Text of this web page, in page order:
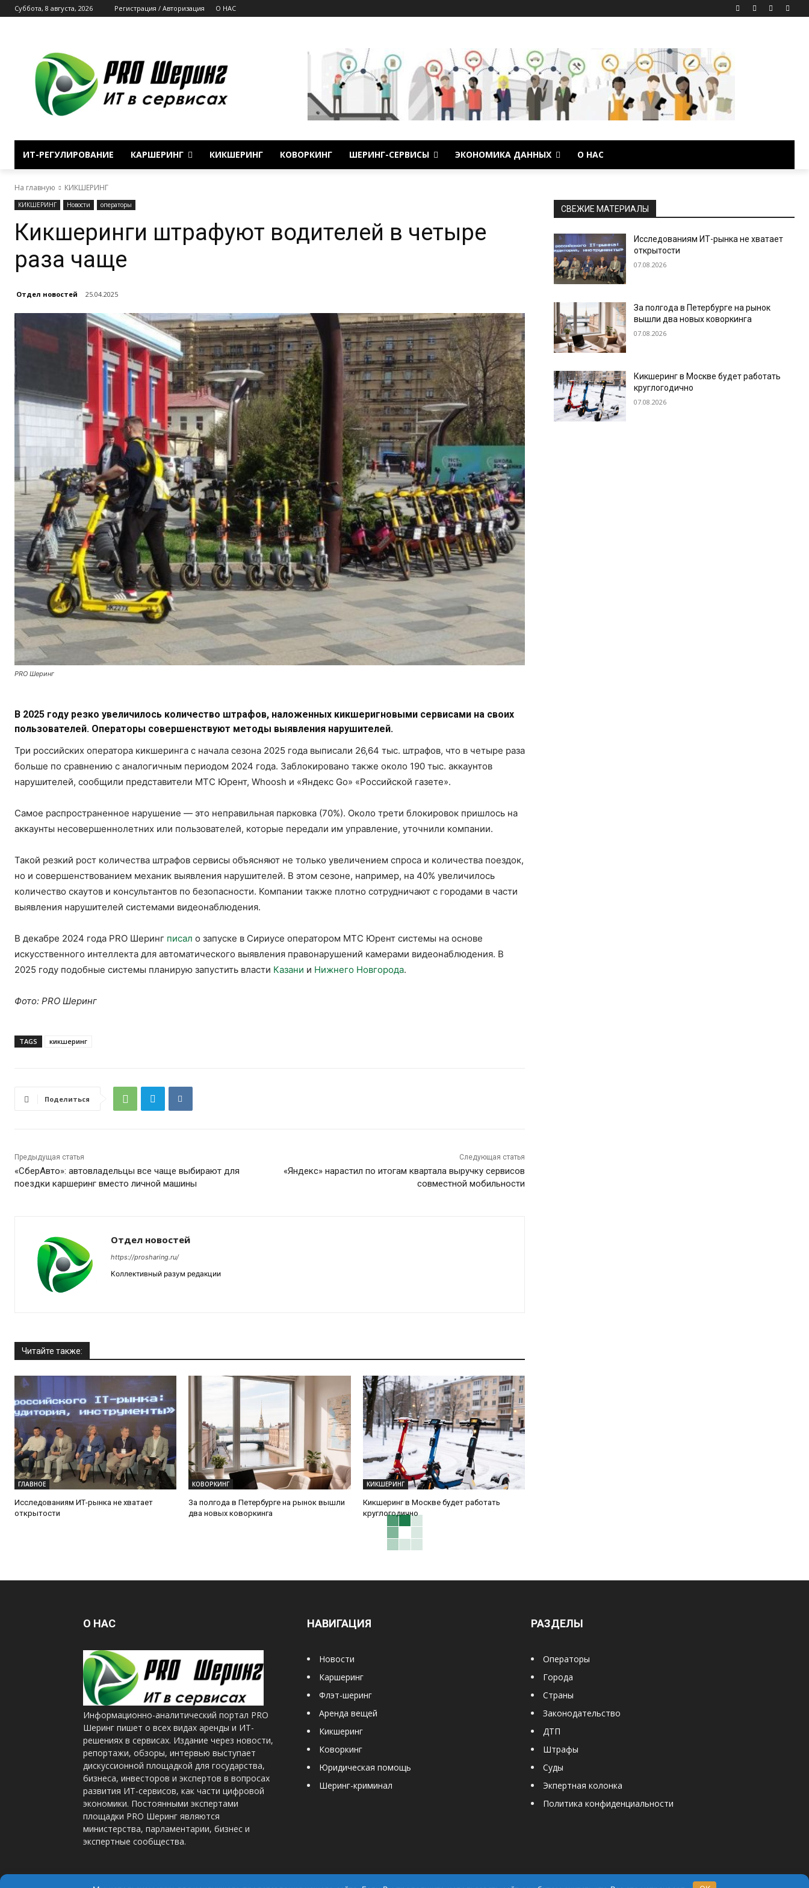
Суббота, 8 августа, 2026 Регистрация / Авторизация О НАС
ИТ-РЕГУЛИРОВАНИЕ КАРШЕРИНГ КИКШЕРИНГ КОВОРКИНГ ШЕРИНГ-СЕРВИСЫ ЭКОНОМИКА ДАННЫХ О НАС
На главную КИКШЕРИНГ
КИКШЕРИНГ Новости операторы
Кикшеринги штрафуют водителей в четыре
раза чаще
Отдел новостей 25.04.2025
PRO Шеринг
В 2025 году резко увеличилось количество штрафов, наложенных кикшеригновыми сервисами на своих
пользователей. Операторы совершенствуют методы выявления нарушителей.
Три российских оператора кикшеринга с начала сезона 2025 года выписали 26,64 тыс. штрафов, что в четыре раза
больше по сравнению с аналогичным периодом 2024 года. Заблокировано также около 190 тыс. аккаунтов
нарушителей, сообщили представители МТС Юрент, Whoosh и «Яндекс Go» «Российской газете».
Самое распространенное нарушение — это неправильная парковка (70%). Около трети блокировок пришлось на
аккаунты несовершеннолетних или пользователей, которые передали им управление, уточнили компании.
Такой резкий рост количества штрафов сервисы объясняют не только увеличением спроса и количества поездок,
но и совершенствованием механик выявления нарушителей. В этом сезоне, например, на 40% увеличилось
количество скаутов и консультантов по безопасности. Компании также плотно сотрудничают с городами в части
выявления нарушителей системами видеонаблюдения.
В декабре 2024 года PRO Шеринг писал о запуске в Сириусе оператором МТС Юрент системы на основе
искусственного интеллекта для автоматического выявления правонарушений камерами видеонаблюдения. В
2025 году подобные системы планирую запустить власти Казани и Нижнего Новгорода.
Фото: PRO Шеринг
TAGS кикшеринг
Поделиться
Предыдущая статья
«СберАвто»: автовладельцы все чаще выбирают для
поездки каршеринг вместо личной машины
Следующая статья
«Яндекс» нарастил по итогам квартала выручку сервисов
совместной мобильности
Отдел новостей
https://prosharing.ru/
Коллективный разум редакции
Читайте также:
ГЛАВНОЕ
Исследованиям ИТ-рынка не хватает
открытости
КОВОРКИНГ
За полгода в Петербурге на рынок вышли
два новых коворкинга
КИКШЕРИНГ
Кикшеринг в Москве будет работать
круглогодично
СВЕЖИЕ МАТЕРИАЛЫ
Исследованиям ИТ-рынка не хватает
открытости
07.08.2026
За полгода в Петербурге на рынок
вышли два новых коворкинга
07.08.2026
Кикшеринг в Москве будет работать
круглогодично
07.08.2026
О НАС
Информационно-аналитический портал PRO
Шеринг пишет о всех видах аренды и ИТ-
решениях в сервисах. Издание через новости,
репортажи, обзоры, интервью выступает
дискуссионной площадкой для государства,
бизнеса, инвесторов и экспертов в вопросах
развития ИТ-сервисов, как части цифровой
экономики. Постоянными экспертами
площадки PRO Шеринг являются
министерства, парламентарии, бизнес и
экспертные сообщества.
НАВИГАЦИЯ
Новости
Каршеринг
Флэт-шеринг
Аренда вещей
Кикшеринг
Коворкинг
Юридическая помощь
Шеринг-криминал
РАЗДЕЛЫ
Операторы
Города
Страны
Законодательство
ДТП
Штрафы
Суды
Экпертная колонка
Политика конфиденциальности